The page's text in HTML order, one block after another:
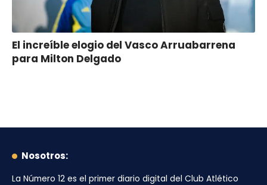
El increíble elogio del Vasco Arruabarrena
para Milton Delgado
Nosotros:
La Número 12 es el primer diario digital del Club Atlético